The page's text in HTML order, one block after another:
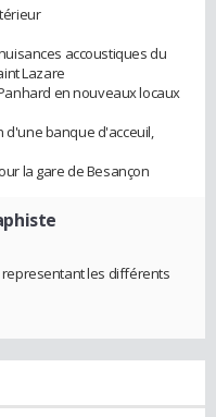
accoustiques du
Lazare
en nouveaux locaux
d'une banque d'acceuil,
la gare de Besançon
representant les différents